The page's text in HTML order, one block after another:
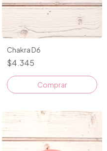
Chakra D6
$4.345
Comprar